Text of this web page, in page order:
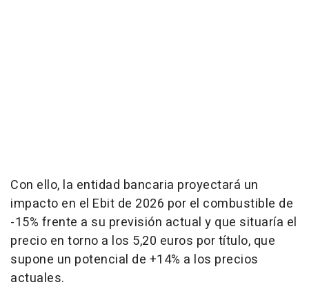
Con ello, la entidad bancaria proyectará un
impacto en el Ebit de 2026 por el combustible de
-15% frente a su previsión actual y que situaría el
precio en torno a los 5,20 euros por título, que
supone un potencial de +14% a los precios
actuales.